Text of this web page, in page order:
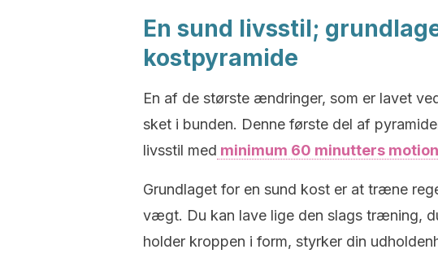
En sund livsstil;
kostpyramide
En af de største ændringer, som er lavet
sket i bunden. Denne første del af
livsstil med minimum 60 minutters
Grundlaget for en sund kost er at træne
vægt. Du kan lave lige den slags træning,
holder kroppen i form, styrker din